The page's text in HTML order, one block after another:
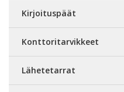
Kirjoituspäät
Konttoritarvikkeet
Lähetetarrat